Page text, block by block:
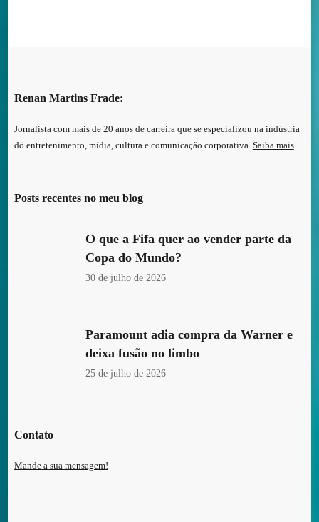
Renan Martins Frade:
Jornalista com mais de 20 anos de carreira que se especializou na indústria
do entretenimento, mídia, cultura e comunicação corporativa. Saiba mais.
Posts recentes no meu blog
O que a Fifa quer ao vender parte da
Copa do Mundo?
30 de julho de 2026
Paramount adia compra da Warner e
deixa fusão no limbo
25 de julho de 2026
Contato
Mande a sua mensagem!